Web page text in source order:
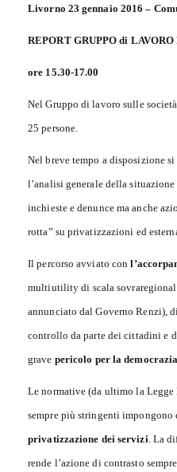
Livorno 23 gennaio 2016 –
REPORT GRUPPO di
ore 15.30-17.00
Nel Gruppo di lavoro sulle
25 persone.
Nel breve tempo a disposizione
l’analisi generale della
inchieste e denunce ma anche
rotta” su privatizzazioni ed
Il percorso avviato con
multiutility di scala
annunciato dal Governo Renzi),
controllo da parte dei cittadini e
grave pericolo per la
Le normative (da ultimo la
sempre più stringenti
privatizzazione dei servizi. La
rende l’azione di contrasto